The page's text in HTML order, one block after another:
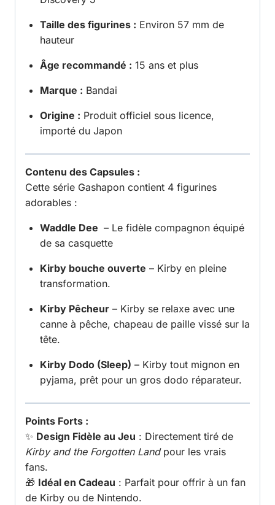
Taille des figurines : Environ 57 mm de
hauteur
Âge recommandé : 15 ans et plus
Marque : Bandai
Origine : Produit officiel sous licence,
importé du Japon
Contenu des Capsules :
Cette série Gashapon contient 4 figurines
adorables :
Waddle Dee – Le fidèle compagnon équipé
de sa casquette
Kirby bouche ouverte – Kirby en pleine
transformation.
Kirby Pêcheur – Kirby se relaxe avec une
canne à pêche, chapeau de paille vissé sur la
tête.
Kirby Dodo (Sleep) – Kirby tout mignon en
pyjama, prêt pour un gros dodo réparateur.
Points Forts :
✨ Design Fidèle au Jeu : Directement tiré de
Kirby and the Forgotten Landpour les vrais
fans.
🎁 Idéal en Cadeau : Parfait pour offrir à un fan
de Kirby ou de Nintendo.